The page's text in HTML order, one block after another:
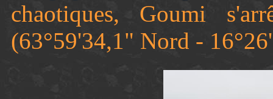
chaotiques, Goumi
(63°59'34,1" Nord -